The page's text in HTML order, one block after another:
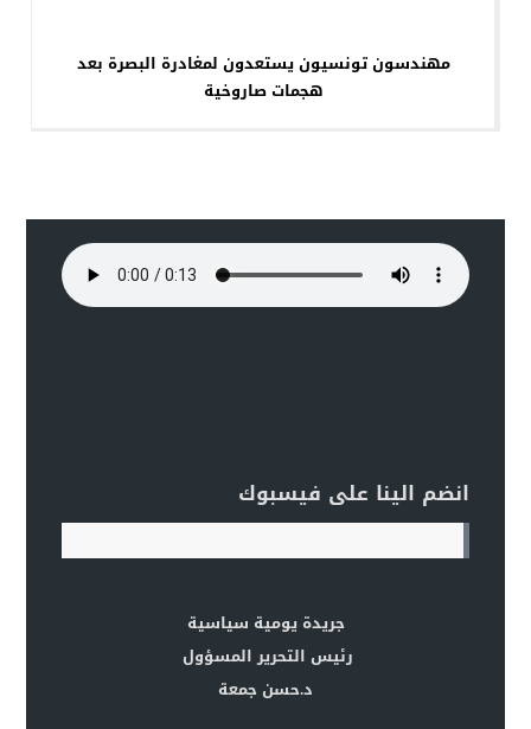
مهندسون تونسيون يستعدون لمغادرة البصرة بعد
هجمات صاروخية
انضم الينا على فيسبوك
جريدة يومية سياسية
رئيس التحرير المسؤول
د.حسن جمعة